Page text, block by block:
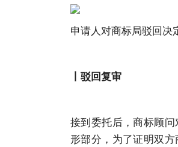
申请人对商标局驳回决
丨驳回复审
接到委托后，商标顾
形部分，为了证明双方